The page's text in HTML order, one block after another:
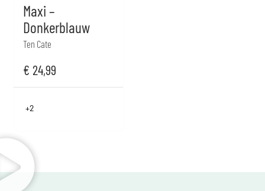
Maxi –
Donkerblauw
Ten Cate
€ 24,99
+2